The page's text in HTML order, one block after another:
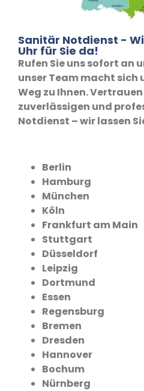
Sanitär Notdienst -
Uhr für Sie da!
Rufen Sie uns sofort an
unser Team macht sich
Weg zu Ihnen.
zuverlässigen und
Notdienst – wir lassen
Berlin
Hamburg
München
Köln
Frankfurt am Main
Stuttgart
Düsseldorf
Leipzig
Dortmund
Essen
Regensburg
Bremen
Dresden
Hannover
Bochum
Nürnberg